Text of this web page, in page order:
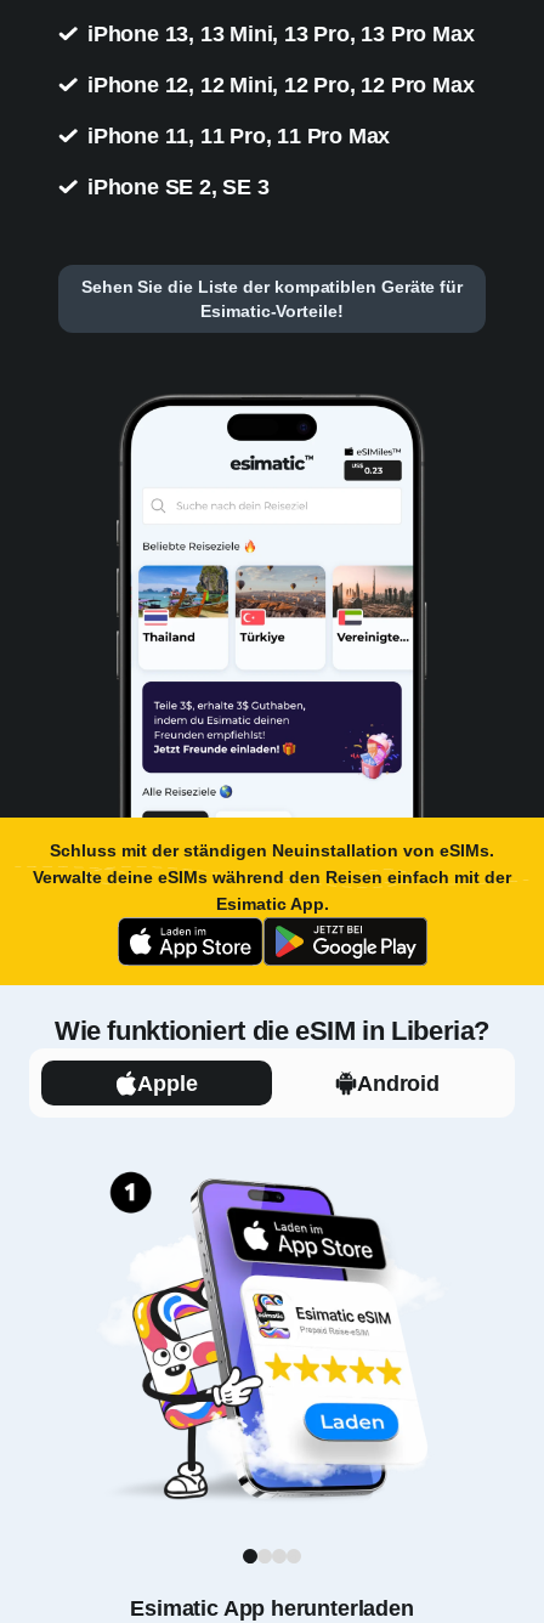
iPhone 13, 13 Mini, 13 Pro, 13 Pro Max
iPhone 12, 12 Mini, 12 Pro, 12 Pro Max
iPhone 11, 11 Pro, 11 Pro Max
iPhone SE 2, SE 3
Sehen Sie die Liste der kompatiblen Geräte für
Esimatic-Vorteile!
Schluss mit der ständigen Neuinstallation von eSIMs.
Verwalte deine eSIMs während den Reisen einfach mit der
Esimatic App.
Wie funktioniert die eSIM in Liberia?
Apple Android
Esimatic App herunterladen
1 2 3 4